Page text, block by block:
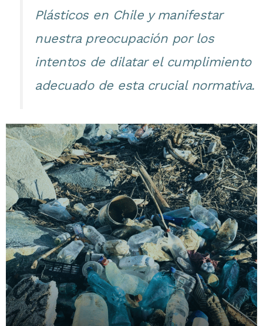
Plásticos en Chile y manifestar
nuestra preocupación por los
intentos de dilatar el cumplimiento
adecuado de esta crucial normativa.